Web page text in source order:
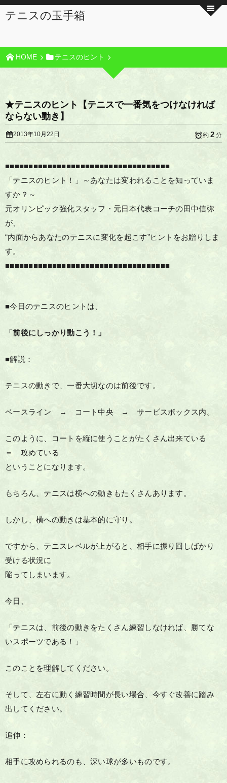
テニスの玉手箱
HOME テニスのヒント
★テニスのヒント【テニスで一番気をつけなければ
ならない動き】
2013年10月22日 約 2 分
■■■■■■■■■■■■■■■■■■■■■■■■■■■■■■■■■■■
「テニスのヒント！」～あなたは変われることを知っていま
すか？～
元オリンピック強化スタッフ・元日本代表コーチの田中信弥
が、
“内面からあなたのテニスに変化を起こす”ヒントをお贈りしま
す。
■■■■■■■■■■■■■■■■■■■■■■■■■■■■■■■■■■■
■今日のテニスのヒントは、
「前後にしっかり動こう！」
■解説：
テニスの動きで、一番大切なのは前後です。
ベースライン → コート中央 → サービスボックス内。
このように、コートを縦に使うことがたくさん出来ている
＝ 攻めている
ということになります。
もちろん、テニスは横への動きもたくさんあります。
しかし、横への動きは基本的に守り。
ですから、テニスレベルが上がると、相手に振り回しばかり
受ける状況に
陥ってしまいます。
今日、
「テニスは、前後の動きをたくさん練習しなければ、勝てな
いスポーツである！」
このことを理解してください。
そして、左右に動く練習時間が長い場合、今すぐ改善に踏み
出してください。
追伸：
相手に攻められるのも、深い球が多いものです。